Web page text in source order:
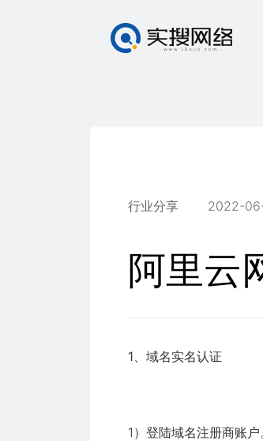
行业分享 2022-
阿里云
1、域名实名认证
1）登陆域名注册商账